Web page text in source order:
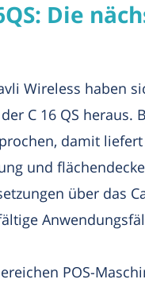
Die
Wireless haben
C 16 QS heraus.
damit
und
über das
POS-